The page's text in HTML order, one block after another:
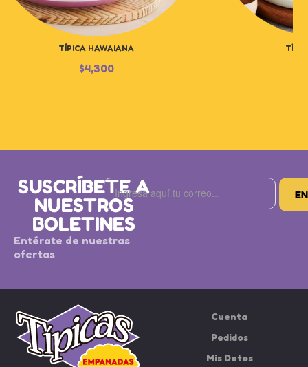
TÍPICA HAWAIANA
$4,300
SUSCRÍBETE A
NUESTROS
BOLETINES
Entérate de nuestras
ofertas
Cuenta
Pedidos
Mis Datos